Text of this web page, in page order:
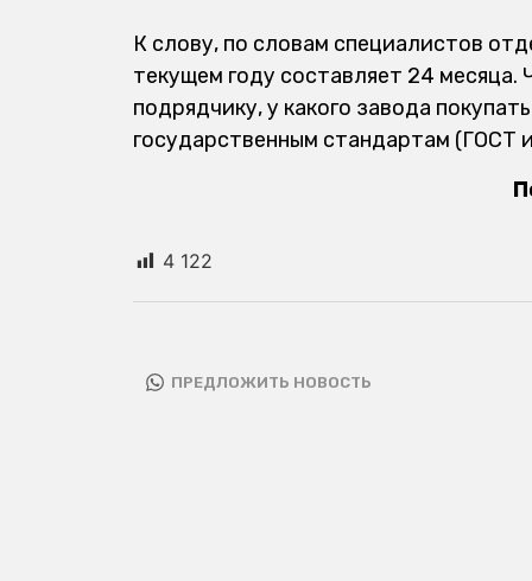
К слову, по словам специалистов
текущем году составляет 24
подрядчику, у какого завода
государственным стандартам (ГОСТ
4 122
ПРЕДЛОЖИТЬ НОВОСТЬ